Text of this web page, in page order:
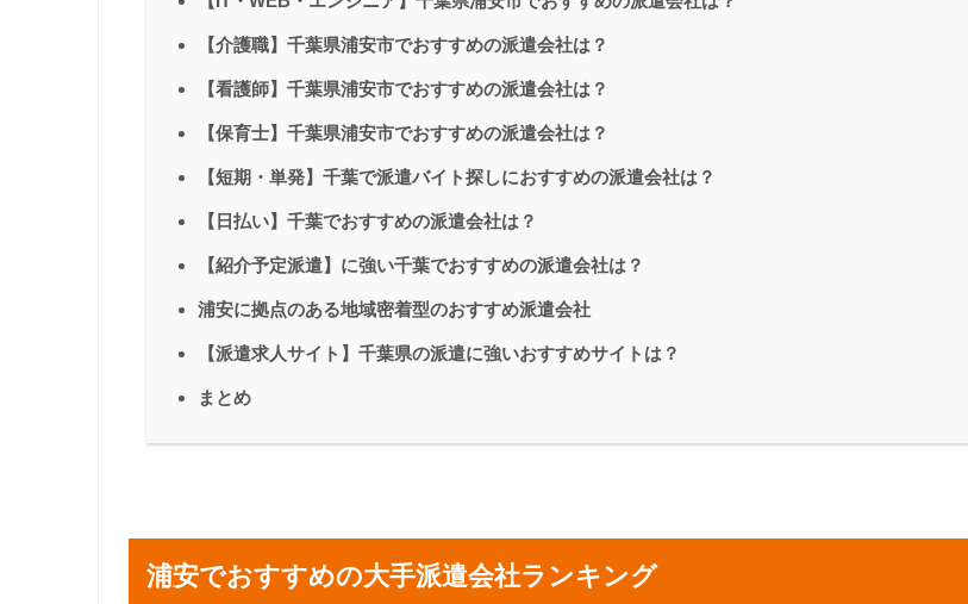
【介護職】千葉県浦安市でおすすめの派遣会社は？
【看護師】千葉県浦安市でおすすめの派遣会社は？
【保育士】千葉県浦安市でおすすめの派遣会社は？
【短期・単発】千葉で派遣バイト探しにおすすめの派遣会社は？
【日払い】千葉でおすすめの派遣会社は？
【紹介予定派遣】に強い千葉でおすすめの派遣会社は？
浦安に拠点のある地域密着型のおすすめ派遣会社
【派遣求人サイト】千葉県の派遣に強いおすすめサイトは？
まとめ
浦安でおすすめの大手派遣会社ランキング